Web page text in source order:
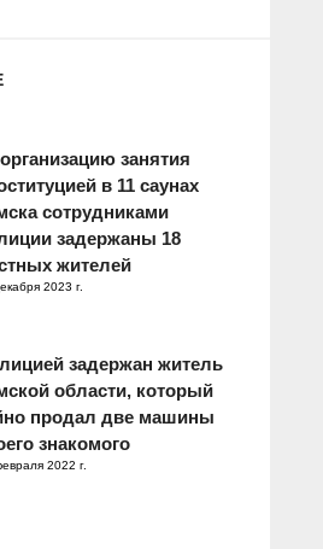
занятия
в 11 саунах
сотрудниками
задержаны 18
жителей
2023 г.
задержан житель
области, который
продал две машины
знакомого
2022 г.